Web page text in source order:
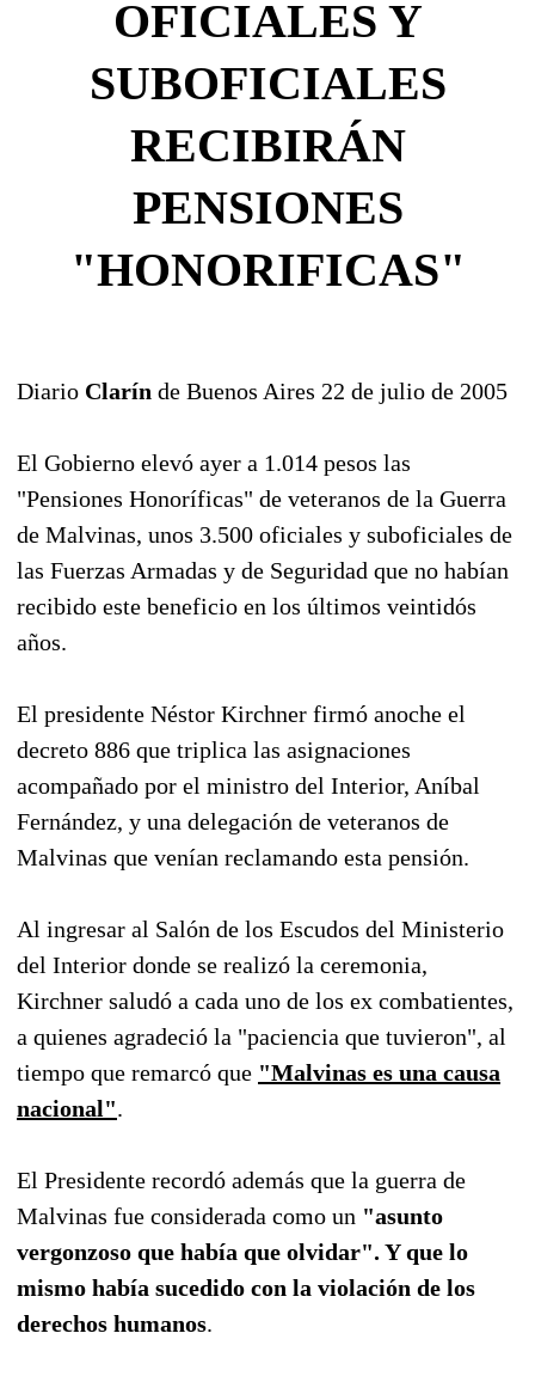
OFICIALES Y
SUBOFICIALES
RECIBIRÁN
PENSIONES
"HONORIFICAS"
Diario Clarín de Buenos Aires 22 de julio de 2005
El Gobierno elevó ayer a 1.014 pesos las
"Pensiones Honoríficas" de veteranos de la Guerra
de Malvinas, unos 3.500 oficiales y suboficiales de
las Fuerzas Armadas y de Seguridad que no habían
recibido este beneficio en los últimos veintidós
años.
El presidente Néstor Kirchner firmó anoche el
decreto 886 que triplica las asignaciones
acompañado por el ministro del Interior, Aníbal
Fernández, y una delegación de veteranos de
Malvinas que venían reclamando esta pensión.
Al ingresar al Salón de los Escudos del Ministerio
del Interior donde se realizó la ceremonia,
Kirchner saludó a cada uno de los ex combatientes,
a quienes agradeció la "paciencia que tuvieron", al
tiempo que remarcó que "Malvinas es una causa
nacional".
El Presidente recordó además que la guerra de
Malvinas fue considerada como un "asunto
vergonzoso que había que olvidar". Y que lo
mismo había sucedido con la violación de los
derechos humanos.